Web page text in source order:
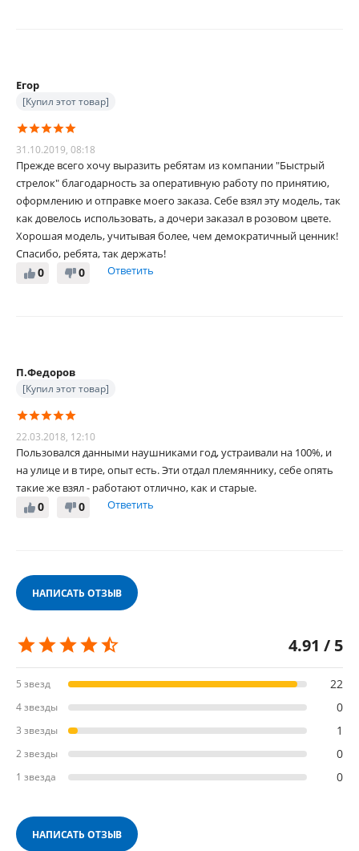
Егор
[Купил этот товар]
31.10.2019, 08:18
Прежде всего хочу выразить ребятам из компании "Быстрый
стрелок" благодарность за оперативную работу по принятию,
оформлению и отправке моего заказа. Себе взял эту модель, так
как довелось использовать, а дочери заказал в розовом цвете.
Хорошая модель, учитывая более, чем демократичный ценник!
Спасибо, ребята, так держать!
0
0 Ответить
П.Федоров
[Купил этот товар]
22.03.2018, 12:10
Пользовался данными наушниками год, устраивали на 100%, и
на улице и в тире, опыт есть. Эти отдал племяннику, себе опять
такие же взял - работают отлично, как и старые.
0
0 Ответить
НАПИСАТЬ ОТЗЫВ
4.91 / 5
5 звезд 22
4 звезды 0
3 звезды 1
2 звезды 0
1 звезда 0
НАПИСАТЬ ОТЗЫВ